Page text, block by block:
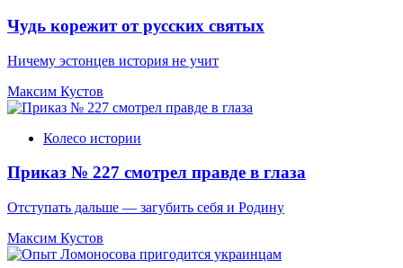
Чудь корежит от русских святых
Ничему эстонцев история не учит
Максим Кустов
Колесо истории
Приказ № 227 смотрел правде в глаза
Отступать дальше — загубить себя и Родину
Максим Кустов